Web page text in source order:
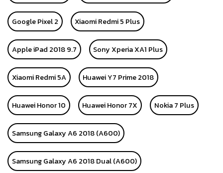
Google Pixel 2 Xiaomi Redmi 5 Plus
Apple iPad 2018 9.7 Sony Xperia XA1 Plus
Xiaomi Redmi 5A Huawei Y7 Prime 2018
Huawei Honor 10 Huawei Honor 7X Nokia 7 Plus
Samsung Galaxy A6 2018 (A600)
Samsung Galaxy A6 2018 Dual (A600)